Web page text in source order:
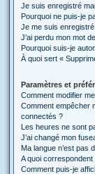
Je suis enregistré
Pourquoi ne puis-je
Je me suis
J’ai perdu mon mot
Pourquoi suis-je
À quoi sert «
Paramètres et
Comment modifier
Comment empêcher
connectés ?
Les heures ne sont
J’ai changé mon
Ma langue n’est pas
A quoi correspondent
Comment puis-je